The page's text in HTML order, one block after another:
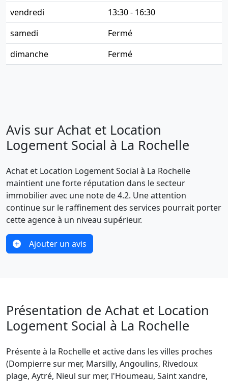
vendredi
13:30 - 16:30
samedi
Fermé
dimanche
Fermé
Avis sur Achat et Location
Logement Social à La Rochelle
Achat et Location Logement Social à La Rochelle
maintient une forte réputation dans le secteur
immobilier avec une note de 4.2. Une attention
continue sur le raffinement des services pourrait porter
cette agence à un niveau supérieur.
Ajouter un avis
Présentation de Achat et Location
Logement Social à La Rochelle
Présente à la Rochelle et active dans les villes proches
(Dompierre sur mer, Marsilly, Angoulins, Rivedoux
plage, Aytré, Nieul sur mer, l'Houmeau, Saint xandre,